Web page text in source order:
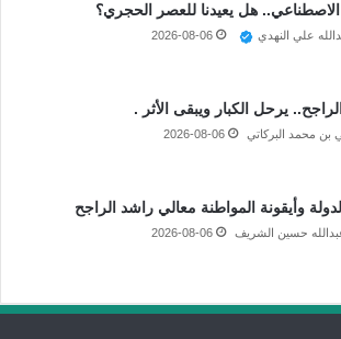
الاصطناعي.. هل يعيدنا للعصر الحجري؟
علي النهدي 2026-08-06
يرحل الكبار ويبقى الأثر .
بن محمد البركاتي 2026-08-06
وأيقونة المواطنة معالي راشد الراجح
حسين الشريف 2026-08-06